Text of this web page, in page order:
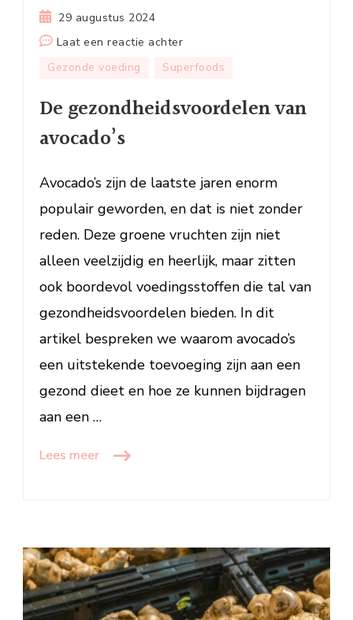
29 augustus 2024
Laat een reactie achterop
De
van
Gezonde voeding Superfoods
De gezondheidsvoordelen van
avocado’s
Avocado’s zijn de laatste jaren enorm
populair geworden, en dat is niet zonder
reden. Deze groene vruchten zijn niet
alleen veelzijdig en heerlijk, maar zitten
ook boordevol voedingsstoffen die tal van
gezondheidsvoordelen bieden. In dit
artikel bespreken we waarom avocado’s
een uitstekende toevoeging zijn aan een
gezond dieet en hoe ze kunnen bijdragen
aan een …
Lees meer